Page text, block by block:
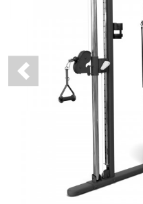
Previous